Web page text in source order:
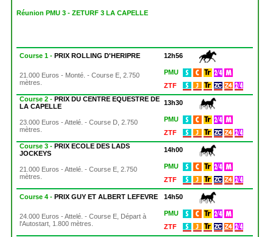
Réunion PMU 3 - ZETURF 3 LA CAPELLE
Course 1 -PRIX ROLLING D'HERIPRE 12h56
21.000 Euros - Monté. - Course E, 2.750
mètres.
PMU
ZTF
Course 2 -PRIX DU CENTRE EQUESTRE DE
LA CAPELLE
13h30
23.000 Euros - Attelé. - Course D, 2.750
mètres.
PMU
ZTF
Course 3 -PRIX ECOLE DES LADS
JOCKEYS
14h00
21.000 Euros - Attelé. - Course E, 2.750
mètres.
PMU
ZTF
Course 4 -PRIX GUY ET ALBERT LEFEVRE 14h50
24.000 Euros - Attelé. - Course E, Départ à
l'Autostart, 1.800 mètres.
PMU
ZTF